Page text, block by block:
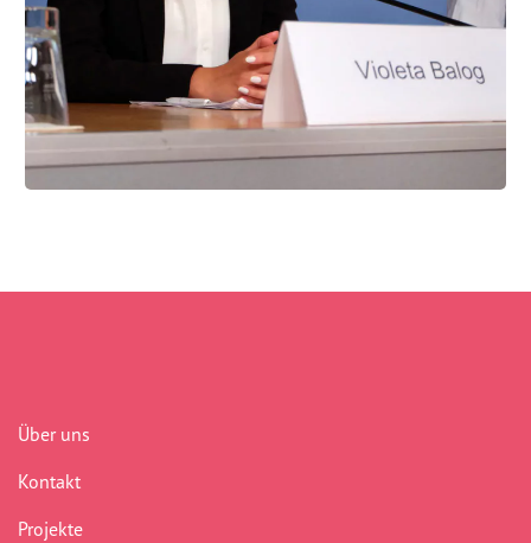
Über uns
Kontakt
Projekte